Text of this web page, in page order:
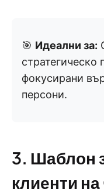
🎯 Идеални за:
стратегическо
фокусирани
персони.
3. Шаблон
клиенти